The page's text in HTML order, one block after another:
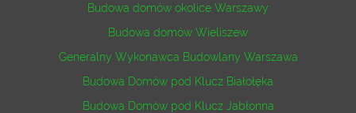
Budowa domów okolice Warszawy
Budowa domów Wieliszew
Generalny Wykonawca Budowlany Warszawa
Budowa Domów pod Klucz Białołęka
Budowa Domów pod Klucz Jabłonna